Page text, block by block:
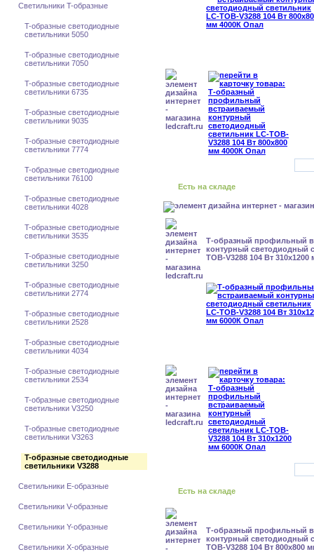
Светильники T-образные
T-образные светодиодные
светильники 5050
T-образные светодиодные
светильники 7050
T-образные светодиодные
светильники 6735
T-образные светодиодные
светильники 9035
T-образные светодиодные
светильники 7774
T-образные светодиодные
светильники 76100
T-образные светодиодные
светильники 4028
T-образные светодиодные
светильники 3535
T-образные светодиодные
светильники 3250
T-образные светодиодные
светильники 2774
T-образные светодиодные
светильники 2528
T-образные светодиодные
светильники 4034
T-образные светодиодные
светильники 2534
T-образные светодиодные
светильники V3250
T-образные светодиодные
светильники V3263
T-образные светодиодные
светильники V3288
Светильники E-образные
Светильники V-образные
Светильники Y-образные
Светильники X-образные
Есть на складе
Т-образный профильный
контурный светодиодный
TOB-V3288 104 Вт
Есть на складе
Т-образный профильный
контурный светодиодный
TOB-V3288 104 Вт 800x800